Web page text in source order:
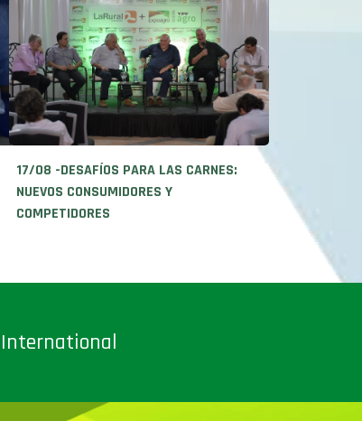
17/08 -DESAFÍOS PARA LAS CARNES:
NUEVOS CONSUMIDORES Y
COMPETIDORES
International